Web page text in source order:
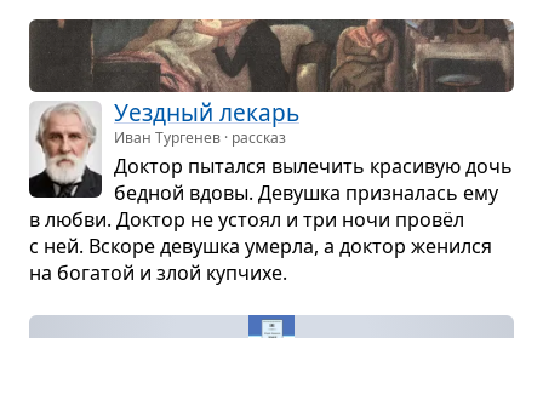
Уезд­ный лекарь
Иван Тургенев · рассказ
Док­тор пытался выле­чить кра­си­вую дочь
бед­ной вдовы. Девушка при­зна­лась ему
в любви. Док­тор не устоял и три ночи провёл
с ней. Вскоре девушка умерла, а док­тор женился
на бога­той и злой куп­чихе.